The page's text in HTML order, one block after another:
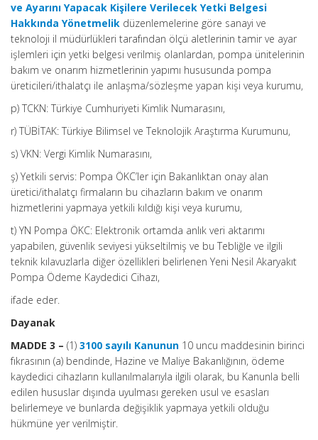
ve Ayarını Yapacak Kişilere Verilecek Yetki Belgesi
Hakkında Yönetmelik düzenlemelerine göre sanayi ve
teknoloji il müdürlükleri tarafından ölçü aletlerinin tamir ve ayar
işlemleri için yetki belgesi verilmiş olanlardan, pompa ünitelerinin
bakım ve onarım hizmetlerinin yapımı hususunda pompa
üreticileri/ithalatçı ile anlaşma/sözleşme yapan kişi veya kurumu,
p) TCKN: Türkiye Cumhuriyeti Kimlik Numarasını,
r) TÜBİTAK: Türkiye Bilimsel ve Teknolojik Araştırma Kurumunu,
s) VKN: Vergi Kimlik Numarasını,
ş) Yetkili servis: Pompa ÖKC’ler için Bakanlıktan onay alan
üretici/ithalatçı firmaların bu cihazların bakım ve onarım
hizmetlerini yapmaya yetkili kıldığı kişi veya kurumu,
t) YN Pompa ÖKC: Elektronik ortamda anlık veri aktarımı
yapabilen, güvenlik seviyesi yükseltilmiş ve bu Tebliğle ve ilgili
teknik kılavuzlarla diğer özellikleri belirlenen Yeni Nesil Akaryakıt
Pompa Ödeme Kaydedici Cihazı,
ifade eder.
Dayanak
MADDE 3 – (1) 3100 sayılı Kanunun 10 uncu maddesinin birinci
fıkrasının (a) bendinde, Hazine ve Maliye Bakanlığının, ödeme
kaydedici cihazların kullanılmalarıyla ilgili olarak, bu Kanunla belli
edilen hususlar dışında uyulması gereken usul ve esasları
belirlemeye ve bunlarda değişiklik yapmaya yetkili olduğu
hükmüne yer verilmiştir.